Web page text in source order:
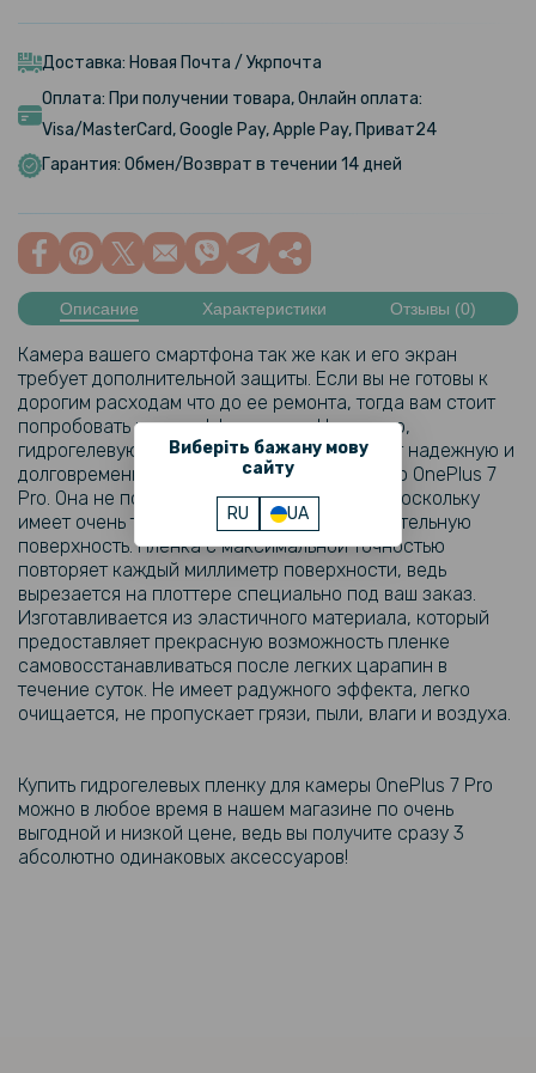
Виберіть бажану мову
сайту
RU UA
Чехол - накладка Silicone Cover Full для Sony Xperia 1 VI
159 грн
199 грн
Противоударная гидрогелевая пленка Hydrogel Film для OnePlus 7
Pro, Transparent
159 грн
199 грн
Противоударная гидрогелевая пленка Hydrogel Film для Sony
Xperia 1 VI, Transparent
159 грн
199 грн
Противоударная гидрогелевая пленка Hydrogel Film для Sony
Xperia 1 VI на камеру 3 шт, Transparent
Доставка: Новая Почта / Укрпочта
Оплата: При получении товара, Онлайн оплата:
Visa/MasterCard, Google Pay, Apple Pay, Приват24
Гарантия: Обмен/Возврат в течении 14 дней
Описание Характеристики Отзывы (0)
Камера вашего смартфона так же как и его экран
требует дополнительной защиты. Если вы не готовы к
дорогим расходам что до ее ремонта, тогда вам стоит
попробовать нечто эффективное. Например,
гидрогелевую пленку, которая предоставит надежную и
долговременную защиту для камеры вашего OnePlus 7
Pro. Она не повлияет на качество съемки, поскольку
имеет очень тонкую, прозрачную и чувствительную
поверхность. Пленка с максимальной точностью
повторяет каждый миллиметр поверхности, ведь
вырезается на плоттере специально под ваш заказ.
Изготавливается из эластичного материала, который
предоставляет прекрасную возможность пленке
самовосстанавливаться после легких царапин в
течение суток. Не имеет радужного эффекта, легко
очищается, не пропускает грязи, пыли, влаги и воздуха.
Купить гидрогелевых пленку для камеры OnePlus 7 Pro
можно в любое время в нашем магазине по очень
выгодной и низкой цене, ведь вы получите сразу 3
абсолютно одинаковых аксессуаров!